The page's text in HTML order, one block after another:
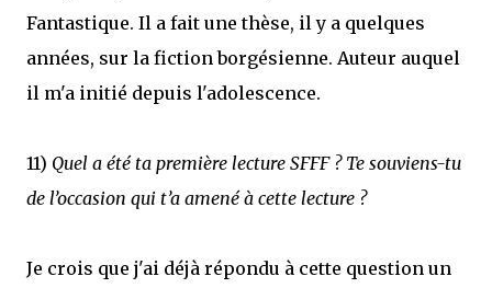
Fantastique. Il a fait une thèse, il y a quelques
années, sur la fiction borgésienne. Auteur auquel
il m'a initié depuis l'adolescence.
11) Quel a été ta première lecture SFFF ? Te souviens-tu
de l’occasion qui t’a amené à cette lecture ?
Je crois que j'ai déjà répondu à cette question un